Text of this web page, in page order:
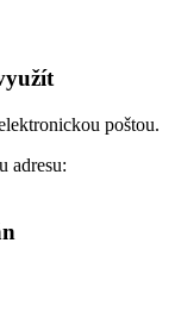
poštou.
adresu: